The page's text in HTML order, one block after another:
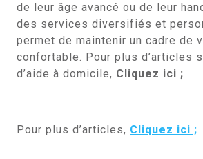
de leur âge avancé ou de leur
des services diversifiés et
permet de maintenir un cadre de
confortable. Pour plus d’articles
d’aide à domicile, Cliquez ici ;
Pour plus d’articles, Cliquez ici ;